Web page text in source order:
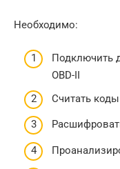
Необходимо:
Подключить
OBD-II
Считать